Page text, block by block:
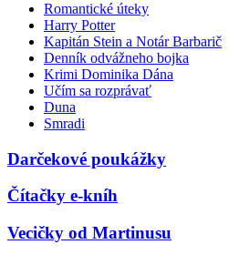
Romantické úteky
Harry Potter
Kapitán Stein a Notár Barbarič
Denník odvážneho bojka
Krimi Dominika Dána
Učím sa rozprávať
Duna
Smradi
Darčekové poukážky
Čítačky e-kníh
Vecičky od Martinusu